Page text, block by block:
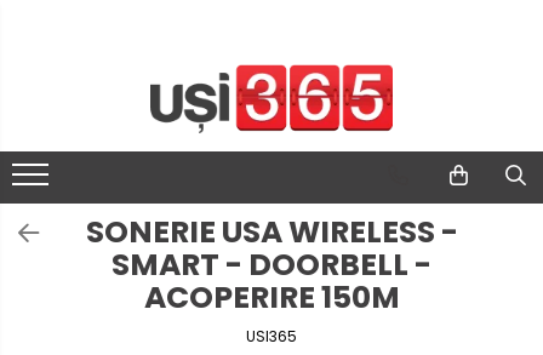
SONERIE USA WIRELESS -
SMART - DOORBELL -
ACOPERIRE 150M
USI365